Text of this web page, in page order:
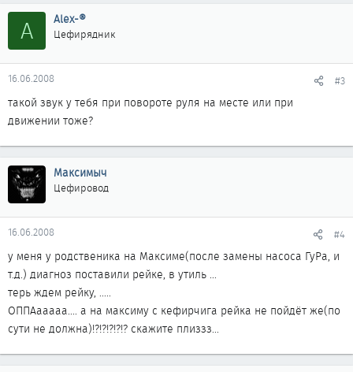
A Alex-®
Цефирядник
16.06.2008 #3
такой звук у тебя при повороте руля на месте или при
движении тоже?
Максимыч
Цефировод
16.06.2008 #4
у меня у родственика на Максиме(после замены насоса ГуРа, и
т.д.) диагноз поставили рейке, в утиль ...
терь ждем рейку, .....
ОППАааааа.... а на максиму с кефирчига рейка не пойдёт же(по
сути не должна)!?!?!?!?!? скажите плиззз...